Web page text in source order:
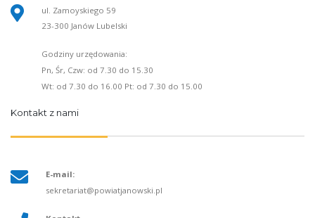
ul. Zamoyskiego 59
23-300 Janów Lubelski
Godziny urzędowania:
Pn, Śr, Czw: od 7.30 do 15.30
Wt: od 7.30 do 16.00 Pt: od 7.30 do 15.00
Kontakt z nami
E-mail:
sekretariat@powiatjanowski.pl